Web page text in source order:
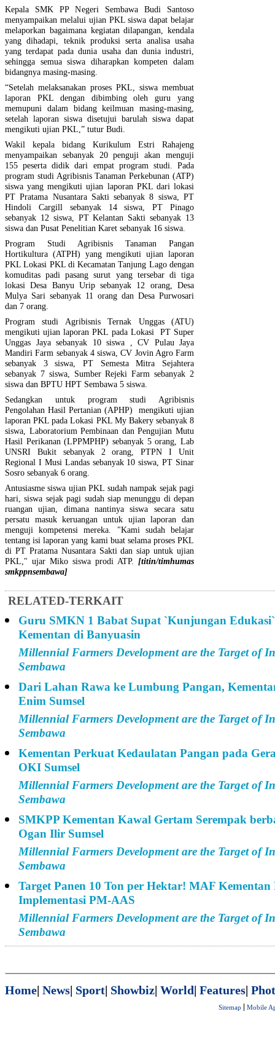
Kepala SMK PP Negeri Sembawa Budi Santoso
menyampaikan melalui ujian PKL siswa dapat belajar
melaporkan bagaimana kegiatan dilapangan, kendala
yang dihadapi, teknik produksi serta analisa usaha
yang terdapat pada dunia usaha dan dunia industri,
sehingga semua siswa diharapkan kompeten dalam
bidangnya masing-masing.
“Setelah melaksanakan proses PKL, siswa membuat
laporan PKL dengan dibimbing oleh guru yang
memupuni dalam bidang keilmuan masing-masing,
setelah laporan siswa disetujui barulah siswa dapat
mengikuti ujian PKL,” tutur Budi.
Wakil kepala bidang Kurikulum Estri Rahajeng
menyampaikan sebanyak 20 penguji akan menguji
155 peserta didik dari empat program studi. Pada
program studi Agribisnis Tanaman Perkebunan (ATP)
siswa yang mengikuti ujian laporan PKL dari lokasi
PT Pratama Nusantara Sakti sebanyak 8 siswa, PT
Hindoli Cargill sebanyak 14 siswa, PT Pinago
sebanyak 12 siswa, PT Kelantan Sakti sebanyak 13
siswa dan Pusat Penelitian Karet sebanyak 16 siswa.
Program Studi Agribisnis Tanaman Pangan
Hortikultura (ATPH) yang mengikuti ujian laporan
PKL Lokasi PKL di Kecamatan Tanjung Lago dengan
komuditas padi pasang surut yang tersebar di tiga
lokasi Desa Banyu Urip sebanyak 12 orang, Desa
Mulya Sari sebanyak 11 orang dan Desa Purwosari
dan 7 orang.
Program studi Agribisnis Ternak Unggas (ATU)
mengikuti ujian laporan PKL pada Lokasi PT Super
Unggas Jaya sebanyak 10 siswa , CV Pulau Jaya
Mandiri Farm sebanyak 4 siswa, CV Jovin Agro Farm
sebanyak 3 siswa, PT Semesta Mitra Sejahtera
sebanyak 7 siswa, Sumber Rejeki Farm sebanyak 2
siswa dan BPTU HPT Sembawa 5 siswa.
Sedangkan untuk program studi Agribisnis
Pengolahan Hasil Pertanian (APHP) mengikuti ujian
laporan PKL pada Lokasi PKL My Bakery sebanyak 8
siswa, Laboratorium Pembinaan dan Pengujian Mutu
Hasil Perikanan (LPPMPHP) sebanyak 5 orang, Lab
UNSRI Bukit sebanyak 2 orang, PTPN I Unit
Regional I Musi Landas sebanyak 10 siswa, PT Sinar
Sosro sebanyak 6 orang.
Antusiasme siswa ujian PKL sudah nampak sejak pagi
hari, siswa sejak pagi sudah siap menunggu di depan
ruangan ujian, dimana nantinya siswa secara satu
persatu masuk keruangan untuk ujian laporan dan
menguji kompetensi mereka. "Kami sudah belajar
tentang isi laporan yang kami buat selama proses PKL
di PT Pratama Nusantara Sakti dan siap untuk ujian
PKL," ujar Miko siswa prodi ATP. [titin/timhumas
smkppnsembawa]
RELATED-TERKAIT
Guru SMKN 1 Babat Supat `Kunjungan
Kementan di Banyuasin
Millennial Farmers Development are the Target of
Sembawa
Dari Lahan Rawa ke Lumbung Pangan,
Enim Sumsel
Millennial Farmers Development are the Target of
Sembawa
Kementan Perkuat Kedaulatan Pangan pada
OKI Sumsel
Millennial Farmers Development are the Target of
Sembawa
SMKPP Kementan Kawal Gertam Serempak
Ogan Ilir Sumsel
Millennial Farmers Development are the Target of
Sembawa
Target Panen 10 Ton per Hektar! MAF Kementan
Implementasi PM-AAS
Millennial Farmers Development are the Target of
Sembawa
Home| News| Sport| Showbiz| World| Features|
Sitemap Mobile